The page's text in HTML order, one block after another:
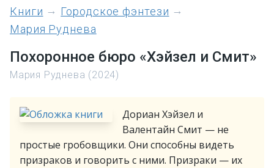
книги
Городское фэнтези
Мария Руднева
Похоронное бюро «Хэйзел и Смит»
Мария Руднева (2024)
Дориан Хэйзел и
Валентайн Смит — не
простые гробовщики. Они способны видеть
призраков и говорить с ними. Призраки — их